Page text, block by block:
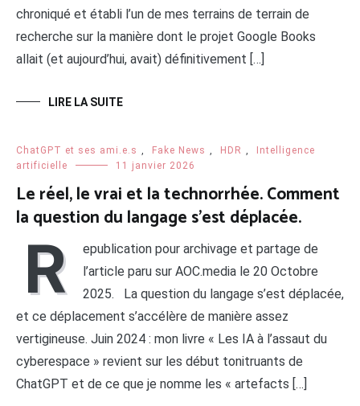
chroniqué et établi l’un de mes terrains de terrain de
recherche sur la manière dont le projet Google Books
allait (et aujourd’hui, avait) définitivement […]
LIRE LA SUITE
ChatGPT et ses ami.e.s Fake News HDR
Intelligence
artificielle
11 janvier 2026
Le réel, le vrai et la technorrhée. Comment
la question du langage s’est déplacée.
R
epublication pour archivage et partage de
l’article paru sur AOC.media le 20 Octobre
2025. La question du langage s’est déplacée,
et ce déplacement s’accélère de manière assez
vertigineuse. Juin 2024 : mon livre « Les IA à l’assaut du
cyberespace » revient sur les début tonitruants de
ChatGPT et de ce que je nomme les « artefacts […]